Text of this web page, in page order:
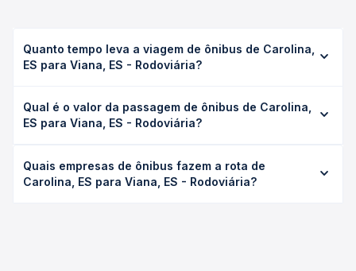
Quanto tempo leva a viagem de ônibus de Carolina,
ES para Viana, ES - Rodoviária?
Rodoviária leva em média 2h 35min, podendo variar
conforme a viação, o tipo de serviço (convencional,
duração exata de cada opção na data desejada.
Qual é o valor da passagem de ônibus de Carolina,
ES para Viana, ES - Rodoviária?
Viana, ES - Rodoviária custa em média R$ 38,31 e varia
conforme a data da viagem, a empresa, o tipo de poltrona
Quais empresas de ônibus fazem a rota de
Carolina, ES para Viana, ES - Rodoviária?